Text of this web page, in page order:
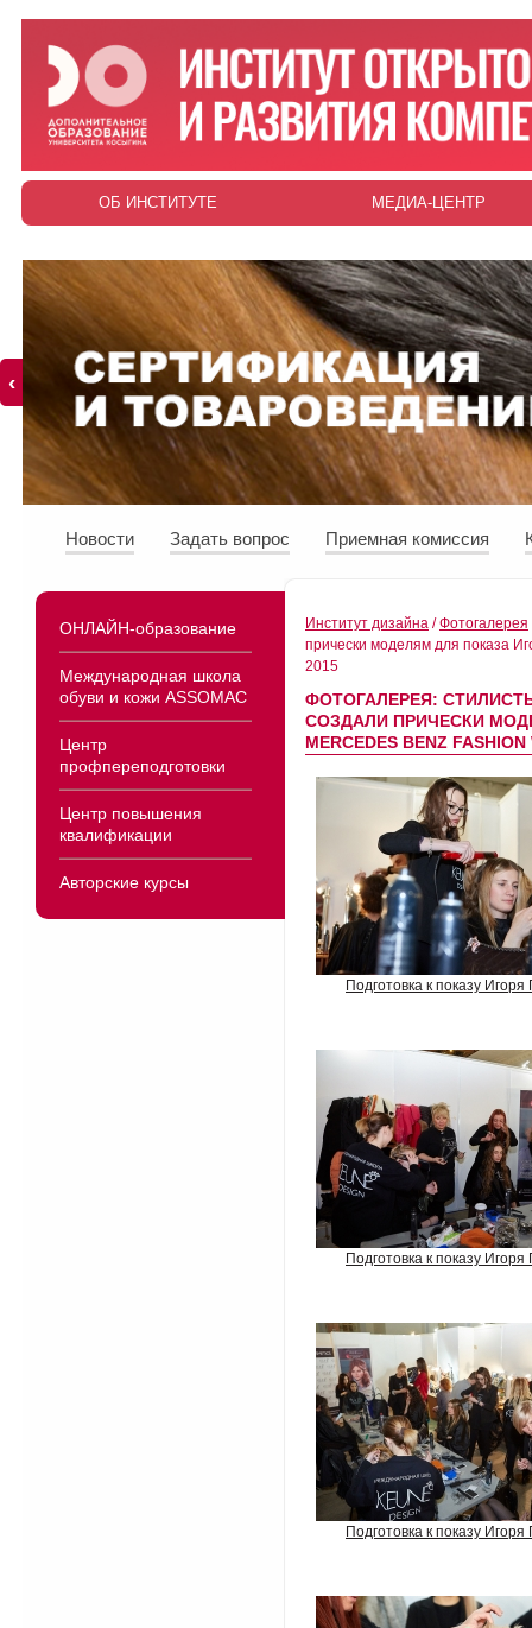
ОБ ИНСТИТУТЕ МЕДИА-ЦЕНТР
‹
Новости Задать вопрос Приемная комиссия
ОНЛАЙН-образование
Международная школа
обуви и кожи ASSOMAC
Центр
профпереподготовки
Центр повышения
квалификации
Авторские курсы
Институт дизайна /Фотогалерея
прически моделям для показа
2015
ФОТОГАЛЕРЕЯ:
СОЗДАЛИ ПРИЧЕСКИ
MERCEDES BENZ
Подготовка к показу Игоря
Подготовка к показу Игоря
Подготовка к показу Игоря